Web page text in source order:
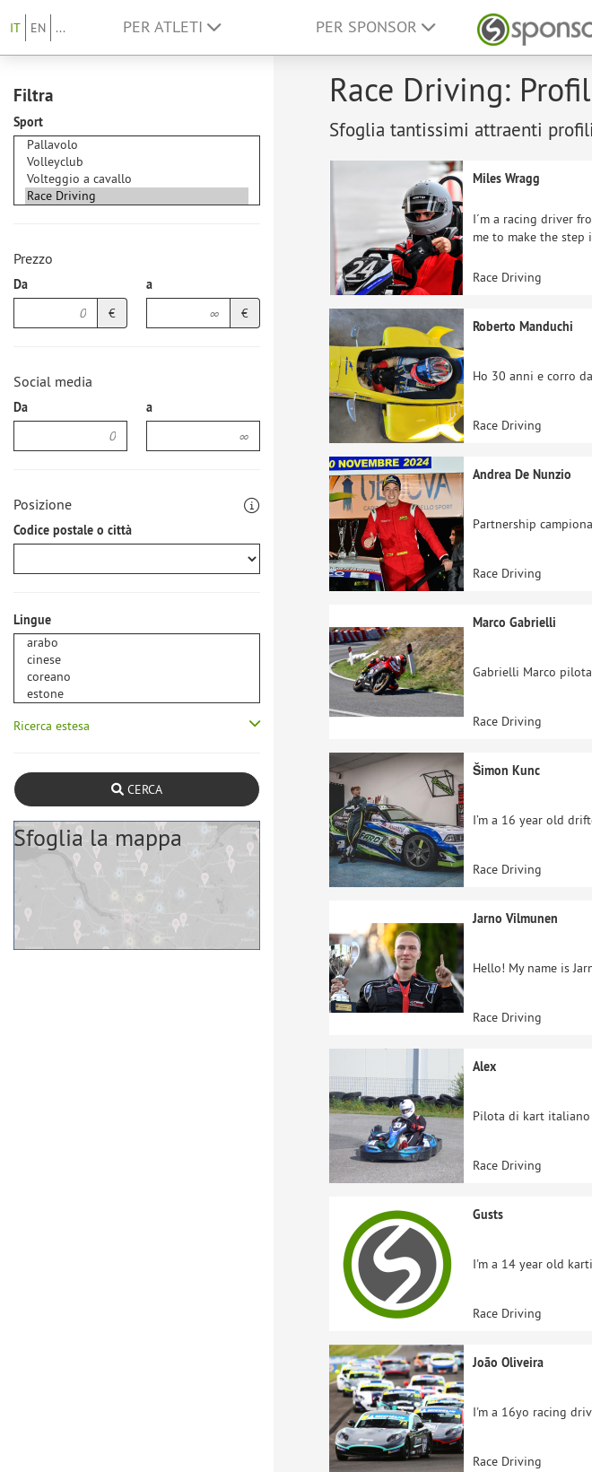
IT EN ... PER ATLETI PER SPONSOR
Filtra
Sport
Prezzo
Da
€
a
€
Social media
Da a
Posizione
Codice postale o città
Lingue
Ricerca estesa
CERCA
Sfoglia la mappa
Race Driving:
Sfoglia tantissimi attraenti
Miles Wragg
I´m a racing driver
me to make the step
Race Driving
Roberto Manduchi
Ho 30 anni e corro
Race Driving
Andrea De Nunzio
Partnership
Race Driving
Marco Gabrielli
Gabrielli Marco
Race Driving
Šimon Kunc
I’m a 16 year old
Race Driving
Jarno Vilmunen
Hello! My name is
Race Driving
Alex
Pilota di kart italiano
Race Driving
Gusts
I'm a 14 year old
Race Driving
João Oliveira
I'm a 16yo racing
Race Driving